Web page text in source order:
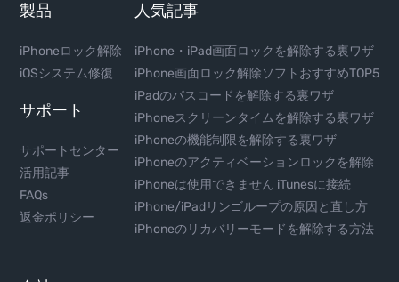
製品
iPhoneロック解除
iOSシステム修復
サポート
サポートセンター
活用記事
FAQs
返金ポリシー
人気記事
iPhone・iPad画面ロックを解除する裏ワザ
iPhone画面ロック解除ソフトおすすめTOP5
iPadのパスコードを解除する裏ワザ
iPhoneスクリーンタイムを解除する裏ワザ
iPhoneの機能制限を解除する裏ワザ
iPhoneのアクティベーションロックを解除
iPhoneは使用できません iTunesに接続
iPhone/iPadリンゴループの原因と直し方
iPhoneのリカバリーモードを解除する方法